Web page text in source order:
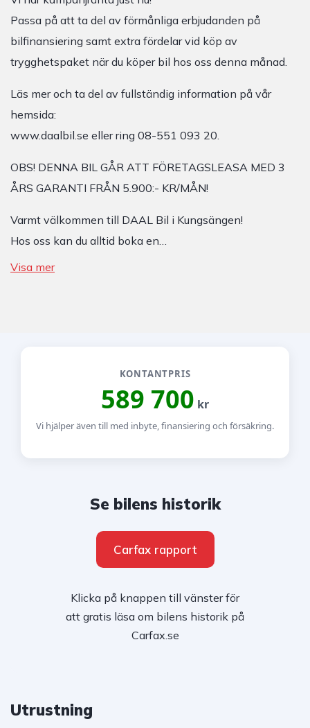
Passa på att ta del av förmånliga erbjudanden på
bilfinansiering samt extra fördelar vid köp av
trygghetspaket när du köper bil hos oss denna månad.
Läs mer och ta del av fullständig information på vår
hemsida:
www.daalbil.se eller ring 08-551 093 20.
OBS! DENNA BIL GÅR ATT FÖRETAGSLEASA MED 3
ÅRS GARANTI FRÅN 5.900:- KR/MÅN!
Varmt välkommen till DAAL Bil i Kungsängen!
Hos oss kan du alltid boka en…
Visa mer
KONTANTPRIS
589 700 kr
Vi hjälper även till med inbyte, finansiering och försäkring.
Se bilens historik
Carfax rapport
Klicka på knappen till vänster för
att gratis läsa om bilens historik på
Carfax.se
Utrustning